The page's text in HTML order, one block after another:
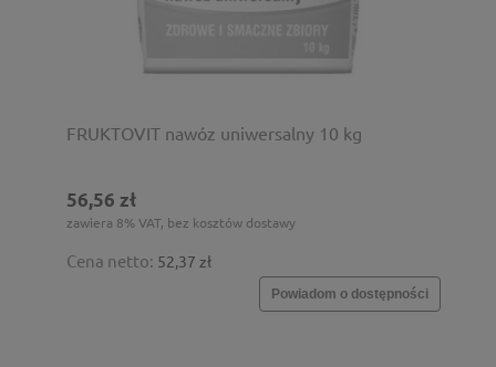
FRUKTOVIT nawóz uniwersalny 10 kg
56,56 zł
zawiera 8% VAT, bez kosztów dostawy
Cena netto: 52,37 zł
Powiadom o dostępności